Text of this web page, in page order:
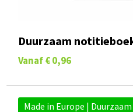
Duurzaam
Vanaf € 0,96
Made in Europe | Duurzaam